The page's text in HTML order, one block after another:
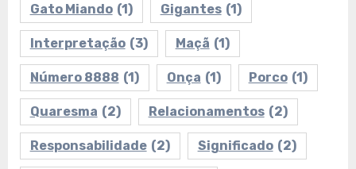
Gato Miando (1) Gigantes (1)
Interpretação (3) Maçã (1)
Número 8888 (1) Onça (1) Porco (1)
Quaresma (2) Relacionamentos (2)
Responsabilidade (2) Significado (2)